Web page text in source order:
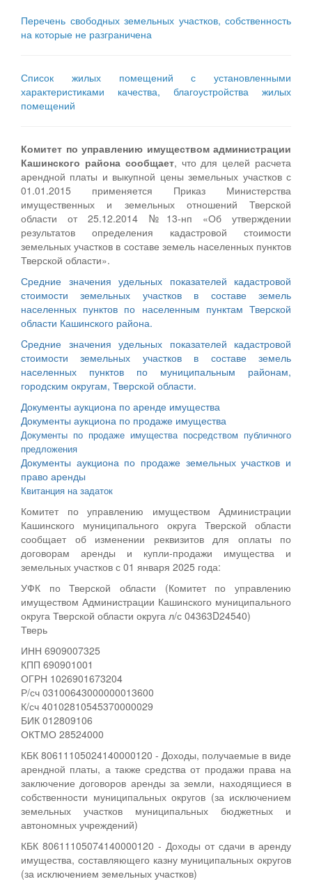
Перечень свободных земельных участков, собственность
на которые не разграничена
Список жилых помещений с установленными
характеристиками качества, благоустройства жилых
помещений
Комитет по управлению имуществом администрации
Кашинского района сообщает, что для целей расчета
арендной платы и выкупной цены земельных участков с
01.01.2015 применяется Приказ Министерства
имущественных и земельных отношений Тверской
области от 25.12.2014 №13-нп «Об утверждении
результатов определения кадастровой стоимости
земельных участков в составе земель населенных пунктов
Тверской области».
Средние значения удельных показателей кадастровой
стоимости земельных участков в составе земель
населенных пунктов по населенным пунктам Тверской
области Кашинского района.
Cредние значения удельных показателей кадастровой
стоимости земельных участков в составе земель
населенных пунктов по муниципальным районам,
городским округам, Тверской области.
Документы аукциона по аренде имущества
Документы аукциона по продаже имущества
Документы по продаже имущества посредством публичного
предложения
Документы аукциона по продаже земельных участков и
право аренды
Квитанция на задаток
Комитет по управлению имуществом Администрации
Кашинского муниципального округа Тверской области
сообщает об изменении реквизитов для оплаты по
договорам аренды и купли-продажи имущества и
земельных участков с 01 января 2025 года:
УФК по Тверской области (Комитет по управлению
имуществом Администрации Кашинского муниципального
округа Тверской области округа л/с 04363D24540)
Тверь
ИНН 6909007325
КПП 690901001
ОГРН 1026901673204
Р/сч 03100643000000013600
К/сч 40102810545370000029
БИК 012809106
ОКТМО 28524000
КБК 80611105024140000120 - Доходы, получаемые в виде
арендной платы, а также средства от продажи права на
заключение договоров аренды за земли, находящиеся в
собственности муниципальных округов (за исключением
земельных участков муниципальных бюджетных и
автономных учреждений)
КБК 80611105074140000120 - Доходы от сдачи в аренду
имущества, составляющего казну муниципальных округов
(за исключением земельных участков)